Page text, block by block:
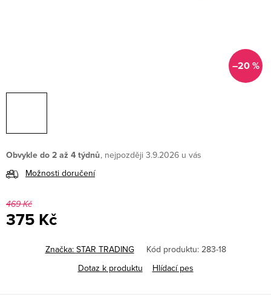
–20 %
Obvykle do 2 až 4 týdnů
3.9.2026
Možnosti doručení
469 Kč
375 Kč
Značka: STAR TRADING Kód produktu: 283-18
Dotaz k produktu
Hlídací pes